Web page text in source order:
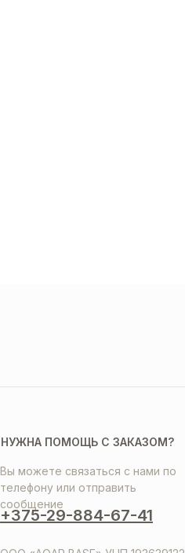
НУЖНА ПОМОЩЬ С ЗАКАЗОМ?
Вы можете связаться с нами по
телефону или отправить
сообщение
+375-29-884-67-41